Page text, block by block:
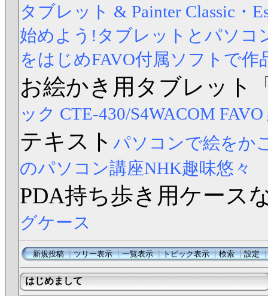
タブレット & Painter Classic・
始めよう!タブレットとパソコ
をはじめFAVO付属ソフトで作
お絵かき用タブレット
ック CTE-430/S4WACOM
テキスト パソコンで絵をか
のパソコン講座NHK趣味悠々
PDA持ち歩き用ケース
グケース
新規投稿┃ツリー表示┃一覧表示┃トピック表示┃検索┃設定
はじめまして